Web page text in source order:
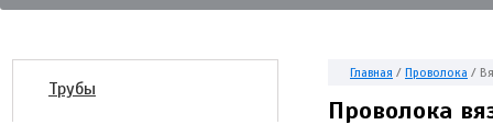
Трубы
Главная / Проволока /
Проволока